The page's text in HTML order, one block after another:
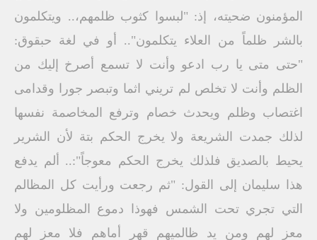
المؤمنون ضحيته، إذ: "لبسوا كثوب ظلمهم،.. ويتكلمون
بالشر ظلماً من العلاء يتكلمون".. أو في لغة حبقوق:
"حتى متى يا رب ادعو وأنت لا تسمع أصرخ إليك من
الظلم وأنت لا تخلص لم تريني اثما وتبصر جورا وقدامى
اغتصاب وظلم ويحدث خصام وترفع المخاصمة نفسها
لذلك جمدت الشريعة ولا يخرج الحكم بتة لأن الشرير
يحيط بالصديق فلذلك يخرج الحكم معوجاً":.. ألم يدفع
هذا سليمان إلى القول: "ثم رجعت ورأيت كل المظالم
التي تجري تحت الشمس فهوذا دموع المظلومين ولا
معز لهم ومن يد ظالميهم قهر أماهم فلا معز لهم